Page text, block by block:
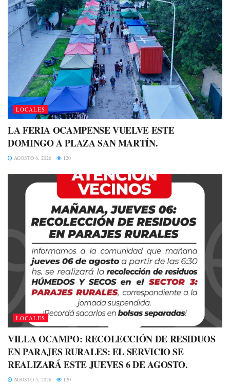
LOCALES
LA FERIA OCAMPENSE VUELVE ESTE
DOMINGO A PLAZA SAN MARTÍN.
AGOSTO 6, 2026 120
LOCALES
VILLA OCAMPO: RECOLECCIÓN DE RESIDUOS
EN PARAJES RURALES: EL SERVICIO SE
REALIZARÁ ESTE JUEVES 6 DE AGOSTO.
AGOSTO 5, 2026 120